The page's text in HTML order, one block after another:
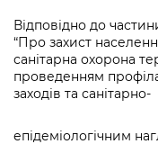
Графік роботи
Вакансії
Статистика
Звернення
Бізнес та
Фінанси та
Відкритий
Контактний
Питання і
інформацію
Порядок
Подати
Submitting a
Зйомки в
стану / Rules for
Відповідно до
“Про захист
санітарна охорона
проведенням
заходів та санітарно-
епідеміологічним